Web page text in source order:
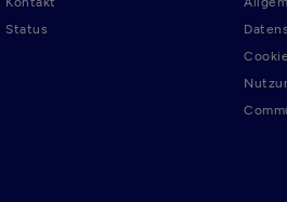
Status